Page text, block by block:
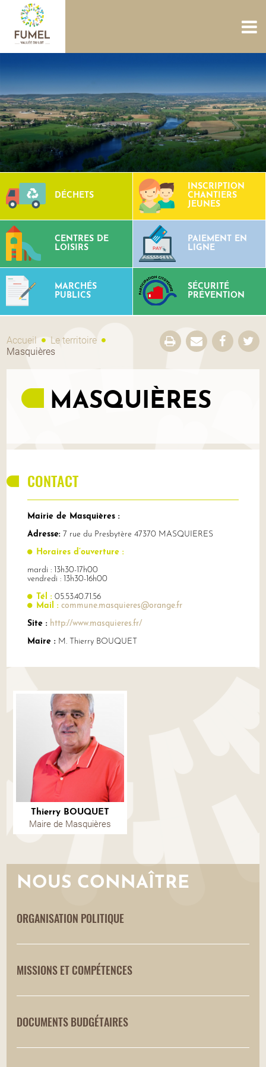
CONTACTS
DÉCHETS
INSCRIPTION
CHANTIERS
JEUNES
CENTRES DE
LOISIRS
PAIEMENT EN
LIGNE
MARCHÉS
PUBLICS
SÉCURITÉ
PRÉVENTION
Accueil
Le territoire
Masquières
MASQUIÈRES
CONTACT
Mairie de Masquières :
Adresse: 7 rue du Presbytère 47370 MASQUIERES
Horaires d’ouverture :
mardi : 13h30-17h00
vendredi : 13h30-16h00
Tél : 05.53.40.71.56
Mail : commune.masquieres@orange.fr
Site : http://www.masquieres.fr/
Maire : M. Thierry BOUQUET
Thierry BOUQUET
Maire de Masquières
NOUS CONNAÎTRE
ORGANISATION POLITIQUE
MISSIONS ET COMPÉTENCES
DOCUMENTS BUDGÉTAIRES